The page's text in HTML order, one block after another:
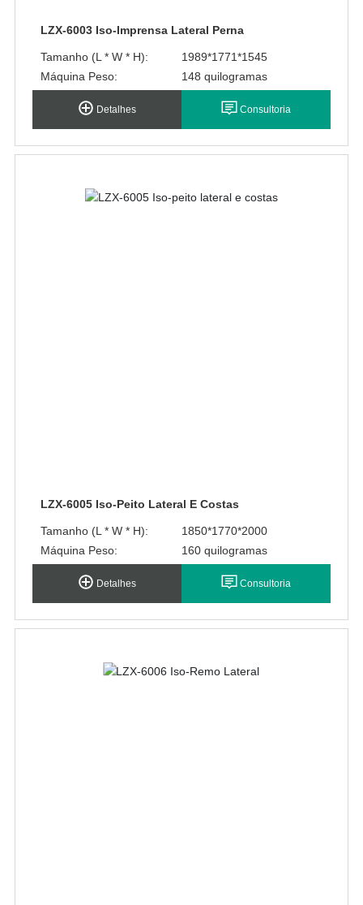
LZX-6003 Iso-Imprensa Lateral Perna
Tamanho (L * W * H):
1989*1771*1545
Máquina Peso:
148 quilogramas
Detalhes Consultoria
LZX-6005 Iso-Peito Lateral E Costas
Tamanho (L * W * H):
1850*1770*2000
Máquina Peso:
160 quilogramas
Detalhes Consultoria